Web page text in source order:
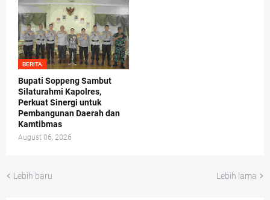
BERITA
Bupati Soppeng Sambut
Silaturahmi Kapolres,
Perkuat Sinergi untuk
Pembangunan Daerah dan
Kamtibmas
August 06, 2026
Lebih baru Lebih lama